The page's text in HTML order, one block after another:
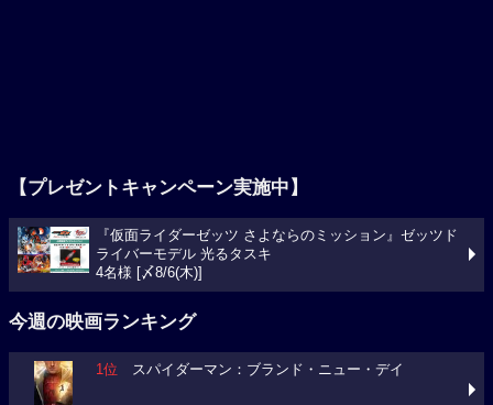
【プレゼントキャンペーン実施中】
『仮面ライダーゼッツ さよならのミッション』ゼッツド
ライバーモデル 光るタスキ
4名様 [〆8/6(木)]
今週の映画ランキング
1位 スパイダーマン：ブランド・ニュー・デイ